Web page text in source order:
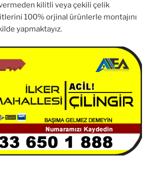
vermeden kilitli veya çekili çelik
100% orjinal ürünlerle montajını
yapmaktayız.